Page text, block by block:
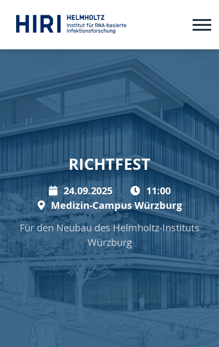
RICHTFEST
24.09.2025
11:00
Medizin-Campus Würzburg
Für den Neubau des Helmholtz-Instituts
Würzburg